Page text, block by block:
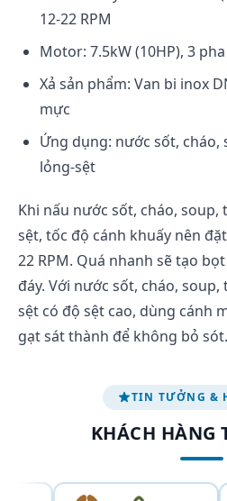
12-22 RPM
Motor: 7.5kW (10HP), 3
Xả sản phẩm: Van bi inox
mực
Ứng dụng: nước sốt,
lỏng-sệt
Khi nấu nước sốt, cháo,
sệt, tốc độ cánh khuấy nên
22 RPM. Quá nhanh sẽ tạo
đáy. Với nước sốt, cháo,
sệt có độ sệt cao, dùng cánh
gạt sát thành để không bỏ sót.
TIN TƯỞNG &
KHÁCH HÀNG